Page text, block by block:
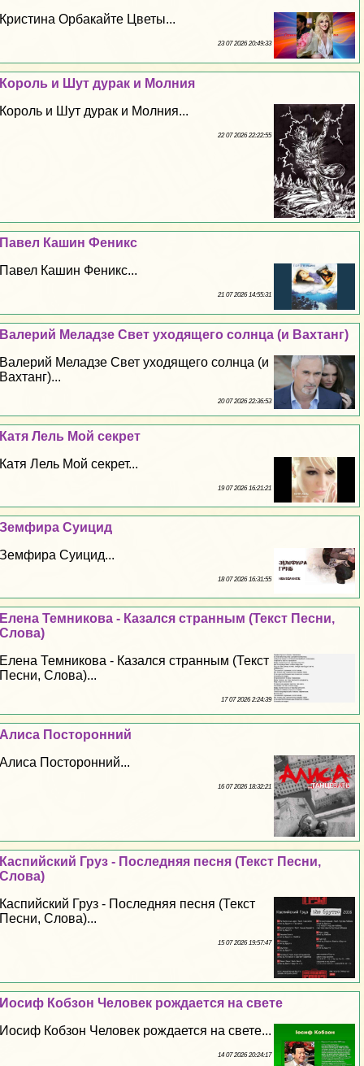
Кристина Орбакайте Цветы...
23 07 2026 20:49:33
Король и Шут дypaк и Молния
Король и Шут дypaк и Молния...
22 07 2026 22:22:55
Павел Кашин Феникс
Павел Кашин Феникс...
21 07 2026 14:55:31
Валерий Меладзе Свет уходящего солнца (и Вахтанг)
Валерий Меладзе Свет уходящего солнца (и
Вахтанг)...
20 07 2026 22:36:53
Катя Лель Мой секрет
Катя Лель Мой секрет...
19 07 2026 16:21:21
Земфира Суицид
Земфира Суицид...
18 07 2026 16:31:55
Елена Темникова - Казался странным (Текст Песни,
Слова)
Елена Темникова - Казался странным (Текст
Песни, Слова)...
17 07 2026 2:24:39
Алиса Посторонний
Алиса Посторонний...
16 07 2026 18:32:21
Каспийский Груз - Последняя песня (Текст Песни,
Слова)
Каспийский Груз - Последняя песня (Текст
Песни, Слова)...
15 07 2026 19:57:47
Иосиф Кобзон Человек рождается на свете
Иосиф Кобзон Человек рождается на свете...
14 07 2026 20:24:17